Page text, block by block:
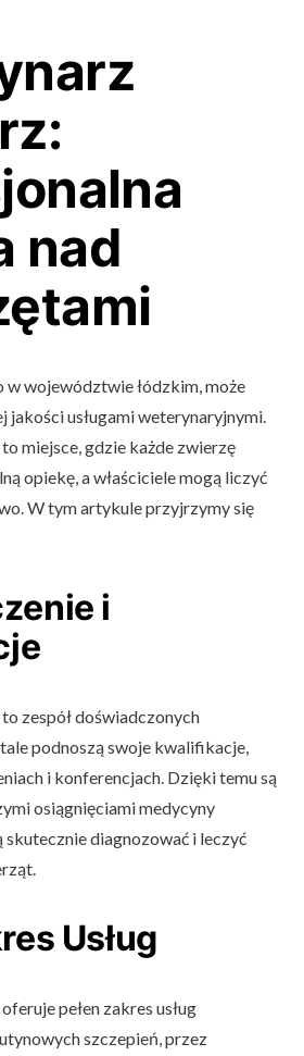
nad
w województwie łódzkim, może
jakości usługami weterynaryjnymi.
miejsce, gdzie każde zwierzę
opiekę, a właściciele mogą liczyć
W tym artykule przyjrzymy się
i
zespół doświadczonych
podnoszą swoje kwalifikacje,
i konferencjach. Dzięki temu są
osiągnięciami medycyny
diagnozować i leczyć
Usług
pełen zakres usług
szczepień, przez